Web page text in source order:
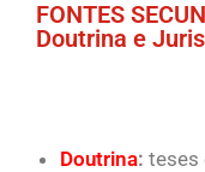
FONTES
Doutrina e
Doutrina: teses